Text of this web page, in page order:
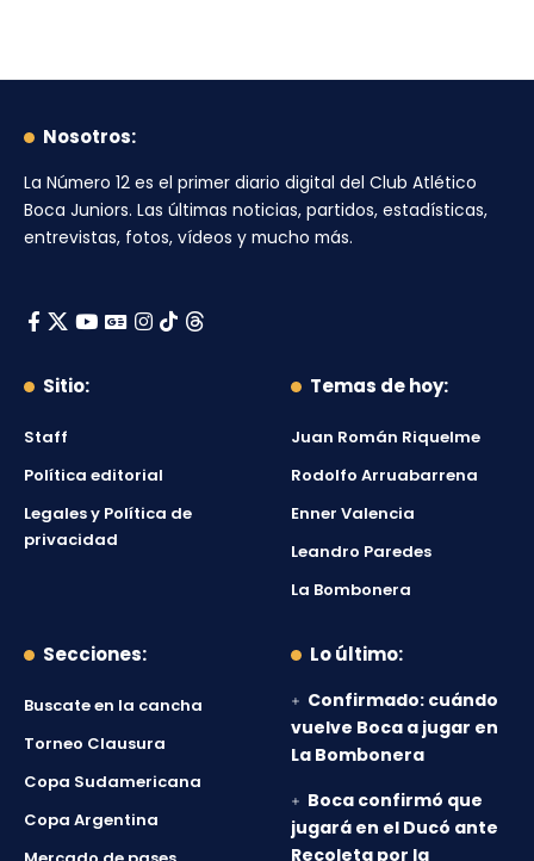
Nosotros:
La Número 12 es el primer diario digital del Club Atlético
Boca Juniors. Las últimas noticias, partidos, estadísticas,
entrevistas, fotos, vídeos y mucho más.
Sitio:
Staff
Política editorial
Legales y Política de
privacidad
Temas de hoy:
Juan Román Riquelme
Rodolfo Arruabarrena
Enner Valencia
Leandro Paredes
La Bombonera
Secciones:
Buscate en la cancha
Torneo Clausura
Copa Sudamericana
Copa Argentina
Lo último:
Confirmado: cuándo
vuelve Boca a jugar en
La Bombonera
Boca confirmó que
jugará en el Ducó ante
Recoleta por la